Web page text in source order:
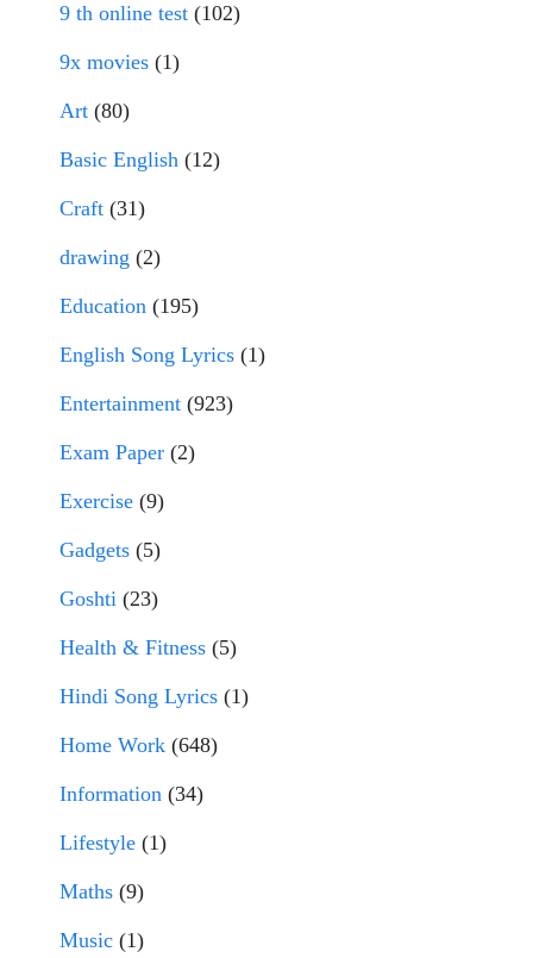
9 th online test (102)
9x movies (1)
Art (80)
Basic English (12)
Craft (31)
drawing (2)
Education (195)
English Song Lyrics (1)
Entertainment (923)
Exam Paper (2)
Exercise (9)
Gadgets (5)
Goshti (23)
Health & Fitness (5)
Hindi Song Lyrics (1)
Home Work (648)
Information (34)
Lifestyle (1)
Maths (9)
Music (1)